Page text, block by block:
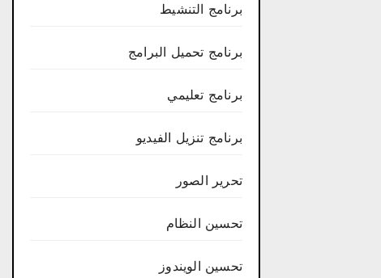
برنامج التنشيط
برنامج تحميل البرامج
برنامج تعليمي
برنامج تنزيل الفيديو
تحرير الصور
تحسين النظام
تحسين الويندوز